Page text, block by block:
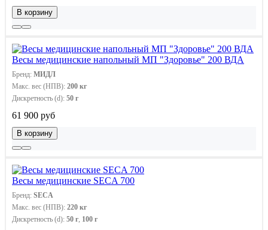
В корзину
Весы медицинские напольный МП "Здоровье" 200 ВДА
Бренд: МИДЛ
Макс. вес (НПВ): 200 кг
Дискретность (d): 50 г
61 900 руб
В корзину
Весы медицинские SECA 700
Бренд: SECA
Макс. вес (НПВ): 220 кг
Дискретность (d): 50 г, 100 г